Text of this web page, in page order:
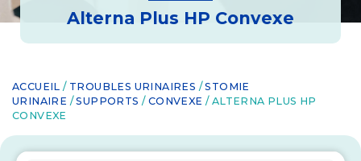
Alterna Plus HP Convexe
ACCUEIL / TROUBLES URINAIRES /STOMIE
URINAIRE /SUPPORTS / CONVEXE / ALTERNA PLUS HP
CONVEXE